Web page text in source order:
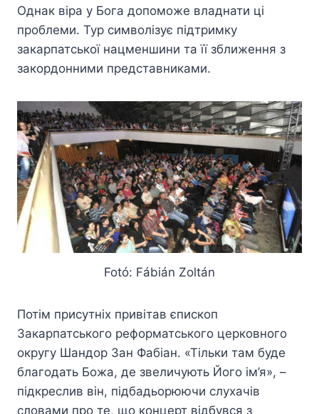
Однак віра у Бога допоможе владнати ці
проблеми. Тур символізує підтримку
закарпатської нацменшини та її зближення з
закордонними представниками.
Fotó: Fábián Zoltán
Потім присутніх привітав єпископ
Закарпатського реформатського церковного
округу Шандор Зан Фабіан. «Тільки там буде
благодать Божа, де звеличують Його ім’я», –
підкреслив він, підбадьорюючи слухачів
словами про те, що концерт відбувся з